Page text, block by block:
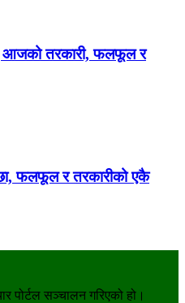
आजको तरकारी, फलफूल र
फलफूल र तरकारीको एकै
पोर्टल सञ्चालन गरिएको हो।